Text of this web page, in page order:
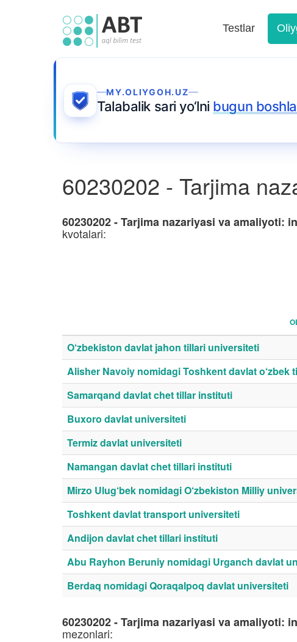
Testlar
MY.OLIYGOH.UZ
Talabalik sari yo‘lni bugun
60230202 - Tarjima
60230202 - Tarjima nazariyasi va amaliyoti:
kvotalari:
O‘zbekiston davlat jahon tillari universiteti
Alisher Navoiy nomidagi Toshkent davlat o‘zbek
Samarqand davlat chet tillar instituti
Buxoro davlat universiteti
Termiz davlat universiteti
Namangan davlat chet tillari instituti
Mirzo Ulug‘bek nomidagi O‘zbekiston Milliy
Toshkent davlat transport universiteti
Andijon davlat chet tillari instituti
Abu Rayhon Beruniy nomidagi Urganch davlat
Berdaq nomidagi Qoraqalpoq davlat universiteti
60230202 - Tarjima nazariyasi va amaliyoti:
mezonlari: